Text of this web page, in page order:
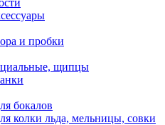
и пробки
щипцы
бокалов
колки льда, мельницы, совки